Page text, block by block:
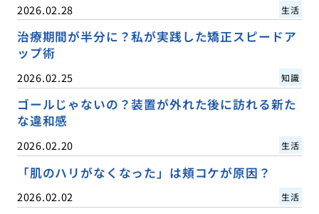
2026.02.28 生活
治療期間が半分に？私が実践した矯正スピードア
ップ術
2026.02.25 知識
ゴールじゃないの？装置が外れた後に訪れる新た
な違和感
2026.02.20 生活
「肌のハリがなくなった」は頬コケが原因？
2026.02.02 生活